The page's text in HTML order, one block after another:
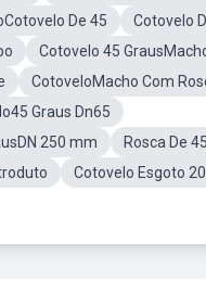
De 45
Cotovelo
Cotovelo 45
CotoveloMacho Com
Graus Dn65
250 mm
Rosca De
Cotovelo Esgoto